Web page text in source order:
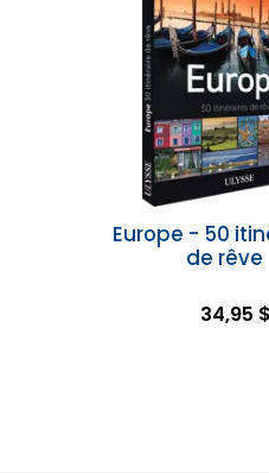
Europe - 50
de rêve
34,95 $